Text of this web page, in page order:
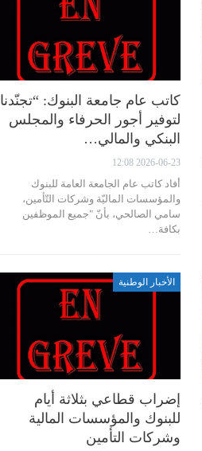
كاتب عام جامعة البنوك: “تجنّدنا
لتوفير أجور الحرفاء والمجلس
البنكي والمالي…
2026-06-23 12:08
أفاد كاتب عام الجامعة العامة للبنوك
والمؤسسات الماليّة وشركات التّأمين،
سامي الصالحي، بأنّ "جميع الموظفين
بكافة…
الأخبار الوطنية
إضراب قطاعي بثلاثة أيام
للبنوك والمؤسسات المالية
وشركات التأمين